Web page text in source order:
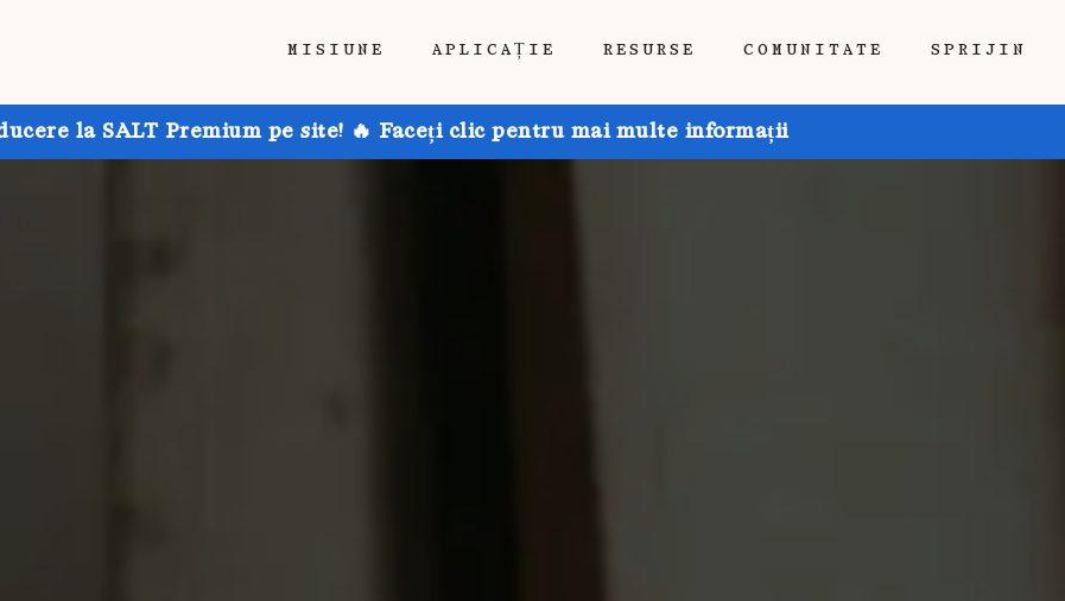
MISIUNE APLICAȚIE RESURSE COMUNITATE SPRIJIN
la SALT Premium pe site! 🔥 Faceți clic pentru mai multe informații